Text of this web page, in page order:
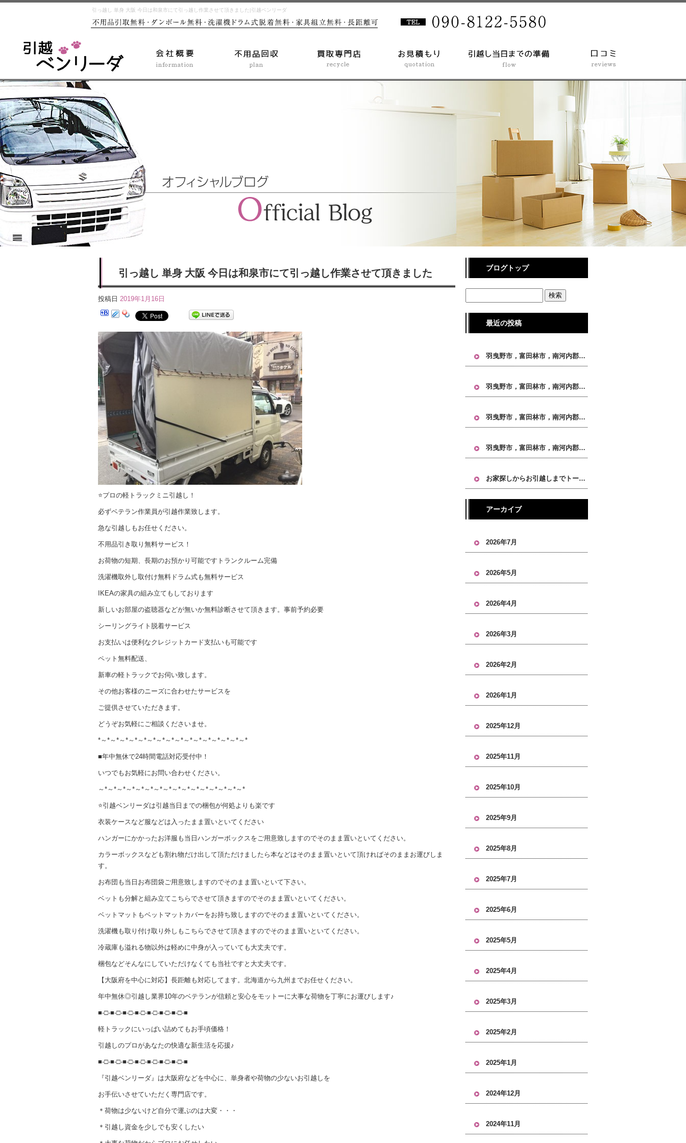
引っ越し 単身 大阪 今日は和泉市にて引っ越し作業させて頂きました|引越ベンリーダ
引っ越し 単身 大阪 今日は和泉市にて引っ越し作業させて頂きました
投稿日 2019年1月16日
⭐️プロの軽トラックミニ引越し！
必ずベテラン作業員が引越作業致します。
急な引越しもお任せください。
不用品引き取り無料サービス！
お荷物の短期、長期のお預かり可能ですトランクルーム完備
洗濯機取外し取付け無料ドラム式も無料サービス
IKEAの家具の組み立てもしております
新しいお部屋の盗聴器などが無いか無料診断させて頂きます。事前予約必要
シーリングライト脱着サービス
お支払いは便利なクレジットカード支払いも可能です
ペット無料配送、
新車の軽トラックでお伺い致します。
その他お客様のニーズに合わせたサービスを
ご提供させていただきます。
どうぞお気軽にご相談くださいませ。
*～*～*～*～*～*～*～*～*～*～*～*～*～*～*～*～*
■年中無休で24時間電話対応受付中！
いつでもお気軽にお問い合わせください。
～*～*～*～*～*～*～*～*～*～*～*～*～*～*～*～*
⭐️引越ベンリーダは引越当日までの梱包が何処よりも楽です
衣装ケースなど服などは入ったまま置いといてください
ハンガーにかかったお洋服も当日ハンガーボックスをご用意致しますのでそのまま置いといてください。
カラーボックスなども割れ物だけ出して頂ただけましたら本などはそのまま置いといて頂ければそのままお運びしま
す。
お布団も当日お布団袋ご用意致しますのでそのまま置いといて下さい。
ベットも分解と組み立てこちらでさせて頂きますのでそのまま置いといてください。
ベットマットもベットマットカバーをお持ち致しますのでそのまま置いといてください。
洗濯機も取り付け取り外しもこちらでさせて頂きますのでそのまま置いといてください。
冷蔵庫も溢れる物以外は軽めに中身が入っていても大丈夫です。
梱包などそんなにしていただけなくても当社ですと大丈夫です。
【大阪府を中心に対応】長距離も対応してます。北海道から九州までお任せください。
年中無休◎引越し業界10年のベテランが信頼と安心をモットーに大事な荷物を丁寧にお運びします♪
■-□-■-□-■-□-■-□-■-□-■-□-■-□-■
軽トラックにいっぱい詰めてもお手頃価格！
引越しのプロがあなたの快適な新生活を応援♪
■-□-■-□-■-□-■-□-■-□-■-□-■-□-■
『引越ベンリーダ』は大阪府などを中心に、単身者や荷物の少ないお引越しを
お手伝いさせていただく専門店です。
＊荷物は少ないけど自分で運ぶのは大変・・・
＊引越し資金を少しでも安くしたい
ブログトップ
最近の投稿
羽曳野市，富田林市，南河内郡，大阪 引越し, 大阪市 引越し, 大阪市24区 引越し, 不用品回収 大阪, 単身引越し 大阪, タワーマンション 引越し, IKEA家具 引越し
羽曳野市，富田林市，南河内郡，大阪 引越し, 大阪市 引越し, 大阪市24区 引越し, 不用品回収 大阪, 単身引越し 大阪, タワーマンション 引越し, IKEA家具 引越し
羽曳野市，富田林市，南河内郡，大阪 引越し, 大阪市 引越し, 大阪市24区 引越し, 不用品回収 大阪, 単身引越し 大阪, タワーマンション 引越し, IKEA家具 引越し
羽曳野市，富田林市，南河内郡，大阪 引越し, 大阪市 引越し, 大阪市24区 引越し, 不用品回収 大阪, 単身引越し 大阪, タワーマンション 引越し, IKEA家具 引越し
お家探しからお引越しまでトータルにお任せください！
アーカイブ
2026年7月
2026年5月
2026年4月
2026年3月
2026年2月
2026年1月
2025年12月
2025年11月
2025年10月
2025年9月
2025年8月
2025年7月
2025年6月
2025年5月
2025年4月
2025年3月
2025年2月
2025年1月
2024年12月
2024年11月